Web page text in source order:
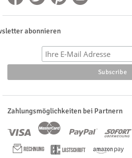
abonnieren
Zahlungsmöglichkeiten bei Partnern